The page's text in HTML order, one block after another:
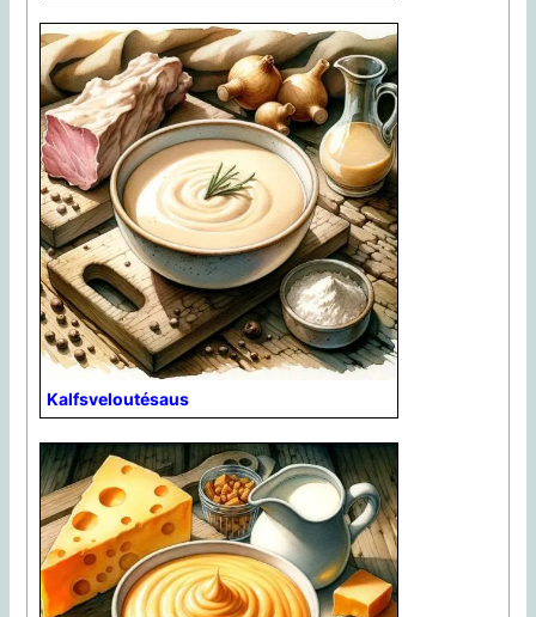
Kalfsveloutésaus